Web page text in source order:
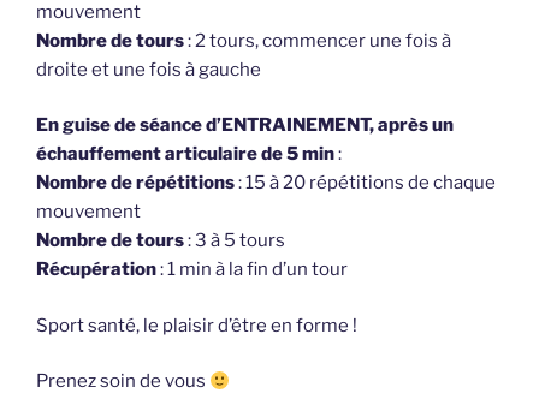
mouvement
Nombre de tours: 2 tours, commencer une fois à
droite et une fois à gauche
En guise de séance d’ENTRAINEMENT, après un
échauffement articulaire de 5 min:
Nombre de répétitions: 15 à 20 répétitions de chaque
mouvement
Nombre de tours: 3 à 5 tours
Récupération: 1 min à la fin d’un tour
Sport santé, le plaisir d’être en forme !
Prenez soin de vous